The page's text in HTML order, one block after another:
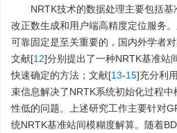
NRTK技术的数据处理主要包括
改正数生成和用户端高精度定位服务
可靠固定是至关重要的，国内外学者
文献[12]分别提出了一种NRTK基准站
快速确定的方法；文献[13-15]充分利
束信息解决了NRTK系统初始化过程
性低的问题。上述研究工作主要针对
统NRTK基准站间模糊度解算。随着